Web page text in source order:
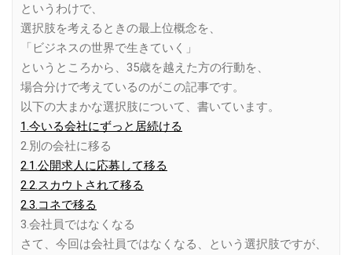
というわけで、
選択肢を考えるときの最上位概念を、
「ビジネスの世界で生きていく」
というところから、35歳を越えた方の行動を、
場合分けで考えているのがこの記事です。
以下の大まかな選択肢について、書いています。
1.今いる会社にずっと居続ける
2.別の会社に移る
2.1.公開求人に応募して移る
2.2.スカウトされて移る
2.3.コネで移る
3.会社員ではなくなる
さて、今回は会社員ではなくなる、という選択肢ですが、